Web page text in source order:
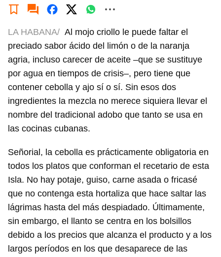
LA HABANA/ Al mojo criollo le puede faltar el
preciado sabor ácido del limón o de la naranja
agria, incluso carecer de aceite –que se sustituye
por agua en tiempos de crisis–, pero tiene que
contener cebolla y ajo sí o sí. Sin esos dos
ingredientes la mezcla no merece siquiera llevar el
nombre del tradicional adobo que tanto se usa en
las cocinas cubanas.
Señorial, la cebolla es prácticamente obligatoria en
todos los platos que conforman el recetario de esta
Isla. No hay potaje, guiso, carne asada o fricasé
que no contenga esta hortaliza que hace saltar las
lágrimas hasta del más despiadado. Últimamente,
sin embargo, el llanto se centra en los bolsillos
debido a los precios que alcanza el producto y a los
largos períodos en los que desaparece de las